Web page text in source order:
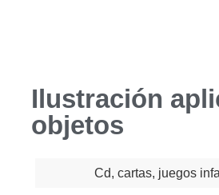
Ilustración
objetos
Cd, cartas, juegos